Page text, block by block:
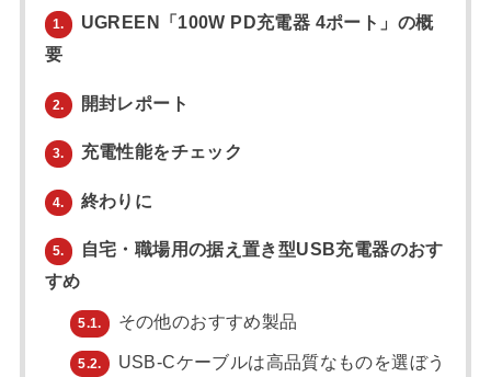
1.
UGREEN「100W PD充電器 4ポート」の概
要
2. 開封レポート
3. 充電性能をチェック
4. 終わりに
5.
自宅・職場用の据え置き型USB充電器のおす
すめ
5.1. その他のおすすめ製品
5.2. USB-Cケーブルは高品質なものを選ぼう